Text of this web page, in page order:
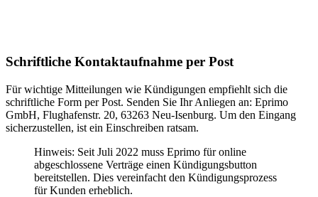
Schriftliche Kontaktaufnahme per Post
Für wichtige Mitteilungen wie Kündigungen empfiehlt sich die
schriftliche Form per Post. Senden Sie Ihr Anliegen an: Eprimo
GmbH, Flughafenstr. 20, 63263 Neu-Isenburg. Um den Eingang
sicherzustellen, ist ein Einschreiben ratsam.
Hinweis: Seit Juli 2022 muss Eprimo für online
abgeschlossene Verträge einen Kündigungsbutton
bereitstellen. Dies vereinfacht den Kündigungsprozess
für Kunden erheblich.